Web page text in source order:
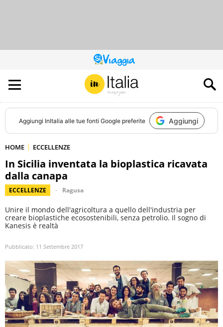
QUESTO
SITO
CONTRIBUISCE
ALL’AUDIENCE
DI
Aggiungi InItalia alle tue fonti Google preferite Aggiungi
HOME ECCELLENZE
In Sicilia inventata la bioplastica ricavata
dalla canapa
ECCELLENZE Ragusa
Unire il mondo dell'agricoltura a quello dell'industria per
creare bioplastiche ecosostenibili, senza petrolio. Il sogno di
Kanesis è realtà
Pubblicato: 11 Settembre 2017